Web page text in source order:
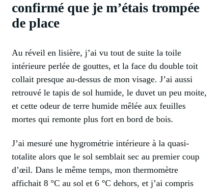
confirmé que je m’étais trompée
de place
Au réveil en lisière, j’ai vu tout de suite la toile
intérieure perlée de gouttes, et la face du double toit
collait presque au-dessus de mon visage. J’ai aussi
retrouvé le tapis de sol humide, le duvet un peu moite,
et cette odeur de terre humide mêlée aux feuilles
mortes qui remonte plus fort en bord de bois.
J’ai mesuré une hygrométrie intérieure à la quasi-
totalite alors que le sol semblait sec au premier coup
d’œil. Dans le même temps, mon thermomètre
affichait 8 °C au sol et 6 °C dehors, et j’ai compris